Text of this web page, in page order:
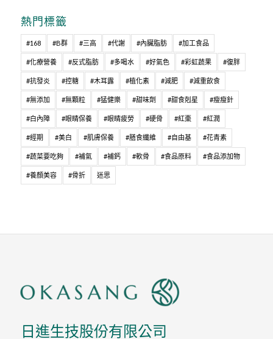
熱門標籤
#168 #B群 #三高 #代謝 #內臟脂肪 #加工食品
#化療營養 #反式脂肪 #多喝水 #好氣色 #彩虹蔬果 #復胖
#抗發炎 #控糖 #木耳露 #植化素 #減肥 #減重飲食
#無添加 #無顆粒 #猛健樂 #甜味劑 #甜食剋星 #瘦瘦針
#白內障 #眼睛保養 #眼睛疲勞 #硬骨 #紅棗 #紅潤
#經期 #美白 #肌膚保養 #膳食纖維 #自由基 #花青素
#蔬菜要吃夠 #補氣 #補鈣 #軟骨 #食品原料 #食品添加物
#養顏美容 #骨折 迷思
日進生技股份有限公司